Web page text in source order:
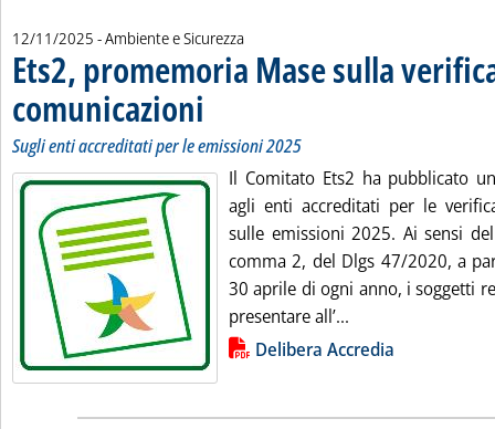
12/11/2025 - Ambiente e Sicurezza
Ets2, promemoria Mase sulla
comunicazioni
Sugli enti accreditati per le emissioni 2025
Il Comitato Ets2 ha pubblicato
agli enti accreditati per le
sulle emissioni 2025. Ai sensi
comma 2, del Dlgs 47/2020, a
30 aprile di ogni anno, i soggetti
presentare all’...
Lista allegati PDF alla notiziaDelibera Accredia